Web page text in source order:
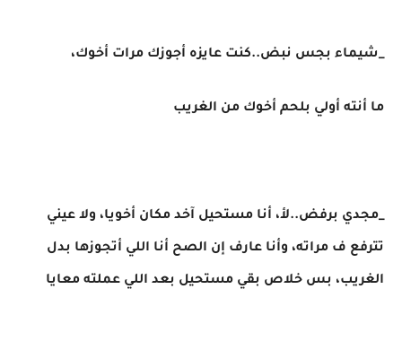
_شيماء بجس نبض..كنت عايزه أجوزك مرات أخوك،
ما أنته أولي بلحم أخوك من الغريب
_مجدي برفض..لأ، أنا مستحيل آخد مكان أخويا، ولا عيني
تترفع ف مراته، وأنا عارف إن الصح أنا اللي أتجوزها بدل
الغريب، بس خلاص بقي مستحيل بعد اللي عملته معايا